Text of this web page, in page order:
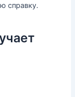
справку.